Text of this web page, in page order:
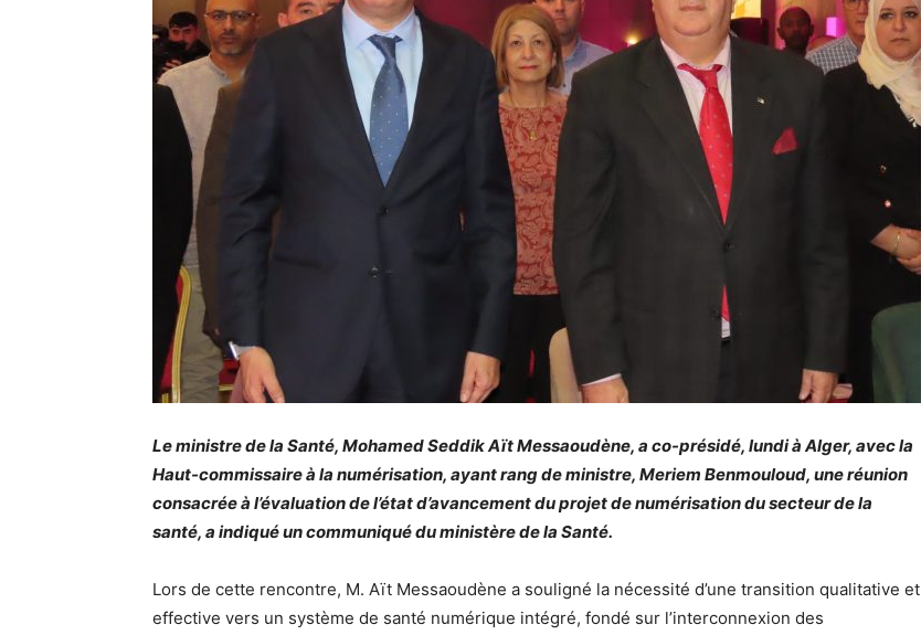
Le ministre de la Santé, Mohamed Seddik Aït Messaoudène, a co-présidé, lundi à Alger, avec la
Haut-commissaire à la numérisation, ayant rang de ministre, Meriem Benmouloud, une réunion
consacrée à l’évaluation de l’état d’avancement du projet de numérisation du secteur de la
santé, a indiqué un communiqué du ministère de la Santé.
Lors de cette rencontre, M. Aït Messaoudène a souligné la nécessité d’une transition qualitative et
effective vers un système de santé numérique intégré, fondé sur l’interconnexion des